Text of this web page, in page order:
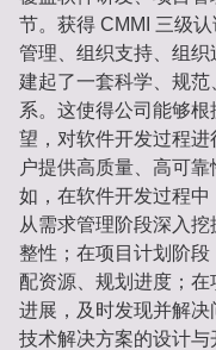
节。获得 CMMI 三级
管理、组织支持、组
建起了一套科学、规
系。这使得公司能够
望，对软件开发过程
户提供高质量、高可
如，在软件开发过程中
从需求管理阶段深入
整性；在项目计划阶
配资源、规划进度；
进展，及时发现并解
技术解决方案的设计